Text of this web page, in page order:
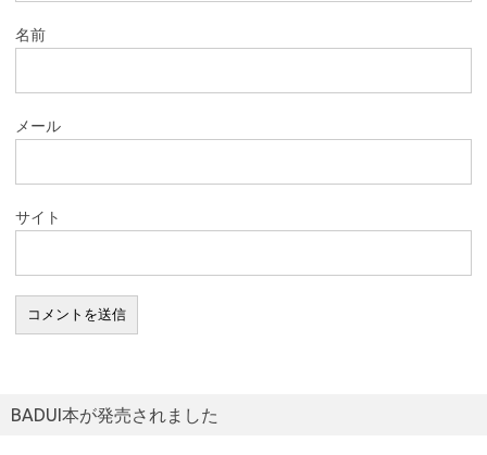
名前
メール
サイト
BADUI本が発売されました